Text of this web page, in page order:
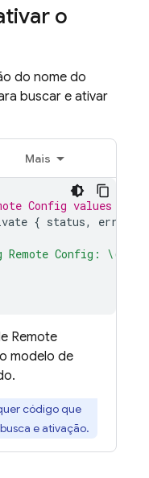
o
do nome do
buscar e ativar
Mais
Config values
{ status, error
Remote Config : \(
Remote
modelo de
código que
e ativação.